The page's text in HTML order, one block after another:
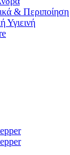
& Περιποίηση
Υγιεινή